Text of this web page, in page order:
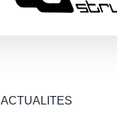
ACTUALITES